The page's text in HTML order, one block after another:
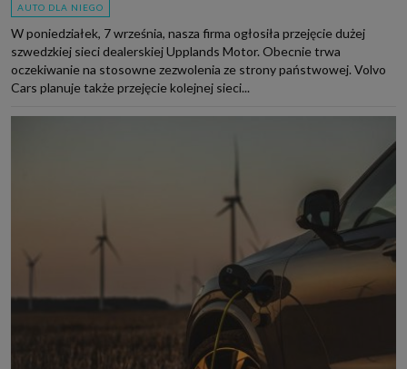
AUTO DLA NIEGO
W poniedziałek, 7 września, nasza firma ogłosiła przejęcie dużej
szwedzkiej sieci dealerskiej Upplands Motor. Obecnie trwa
oczekiwanie na stosowne zezwolenia ze strony państwowej. Volvo
Cars planuje także przejęcie kolejnej sieci...